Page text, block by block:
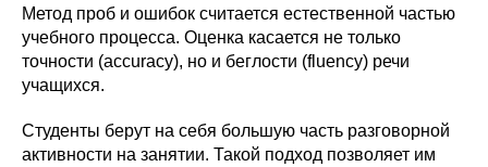
Метод проб и ошибок считается естественной частью
учебного процесса. Оценка касается не только
точности (accuracy), но и беглости (fluency) речи
учащихся.
Студенты берут на себя большую часть разговорной
активности на занятии. Такой подход позволяет им